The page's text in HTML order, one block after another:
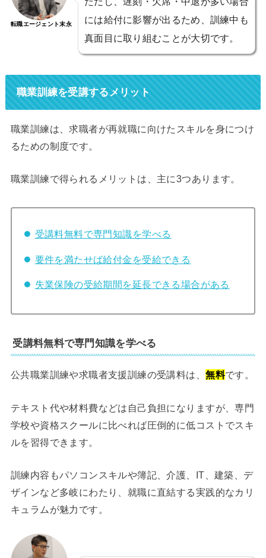
転職エージェント末永
には給付に影響が出るため、訓練中も
真面目に取り組むことが大切です。
職業訓練を受講するメリット
職業訓練は、求職者が再就職に向けたスキルを身につけ
るための制度です。
職業訓練で得られるメリットは、主に3つあります。
受講料無料で専門知識を学べる
要件を満たせば給付金を受給できる
失業保険の受給期間を延長できる場合がある
受講料無料で専門知識を学べる
公共職業訓練や求職者支援訓練の受講料は、無料です。
テキスト代や材料費などは自己負担になりますが、専門
学校や資格スクールに比べれば圧倒的に低コストでスキ
ルを習得できます。
訓練内容もパソコンスキルや簿記、介護、IT、建築、デ
ザインなど多岐にわたり、就職に直結する実践的なカリ
キュラムが魅力です。